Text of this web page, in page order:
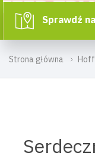
Strona główna
Sprawdź